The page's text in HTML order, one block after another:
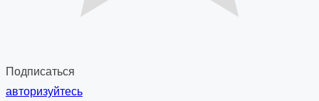
Подписаться
авторизуйтесь